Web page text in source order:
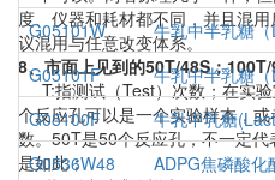
度、仪器和耗材都不同，并且混
议混用与任意改变体系。
8、市面上见到的50T/48S；
T:指测试（Test）次数；在实验
个反应孔可以是一个实验样本，
数。50T是50个反应孔，不一定
是如此；
G05101W
牛乳中半乳糖
G05101F
牛乳中半乳糖
G05100F
牛乳中乳糖
G0536W48
ADPG焦磷酸化